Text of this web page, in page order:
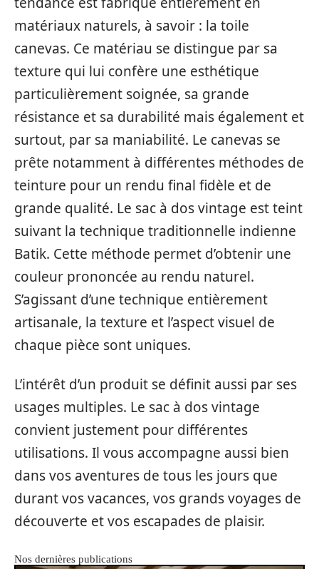
matériaux naturels, à savoir : la toile
canevas. Ce matériau se distingue par sa
texture qui lui confère une esthétique
particulièrement soignée, sa grande
résistance et sa durabilité mais également et
surtout, par sa maniabilité. Le canevas se
prête notamment à différentes méthodes de
teinture pour un rendu final fidèle et de
grande qualité. Le sac à dos vintage est teint
suivant la technique traditionnelle indienne
Batik. Cette méthode permet d’obtenir une
couleur prononcée au rendu naturel.
S’agissant d’une technique entièrement
artisanale, la texture et l’aspect visuel de
chaque pièce sont uniques.
L’intérêt d’un produit se définit aussi par ses
usages multiples. Le sac à dos vintage
convient justement pour différentes
utilisations. Il vous accompagne aussi bien
dans vos aventures de tous les jours que
durant vos vacances, vos grands voyages de
découverte et vos escapades de plaisir.
Nos dernières publications